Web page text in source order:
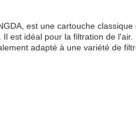
est une cartouche
est idéal pour la filtration de
adapté à une variété de